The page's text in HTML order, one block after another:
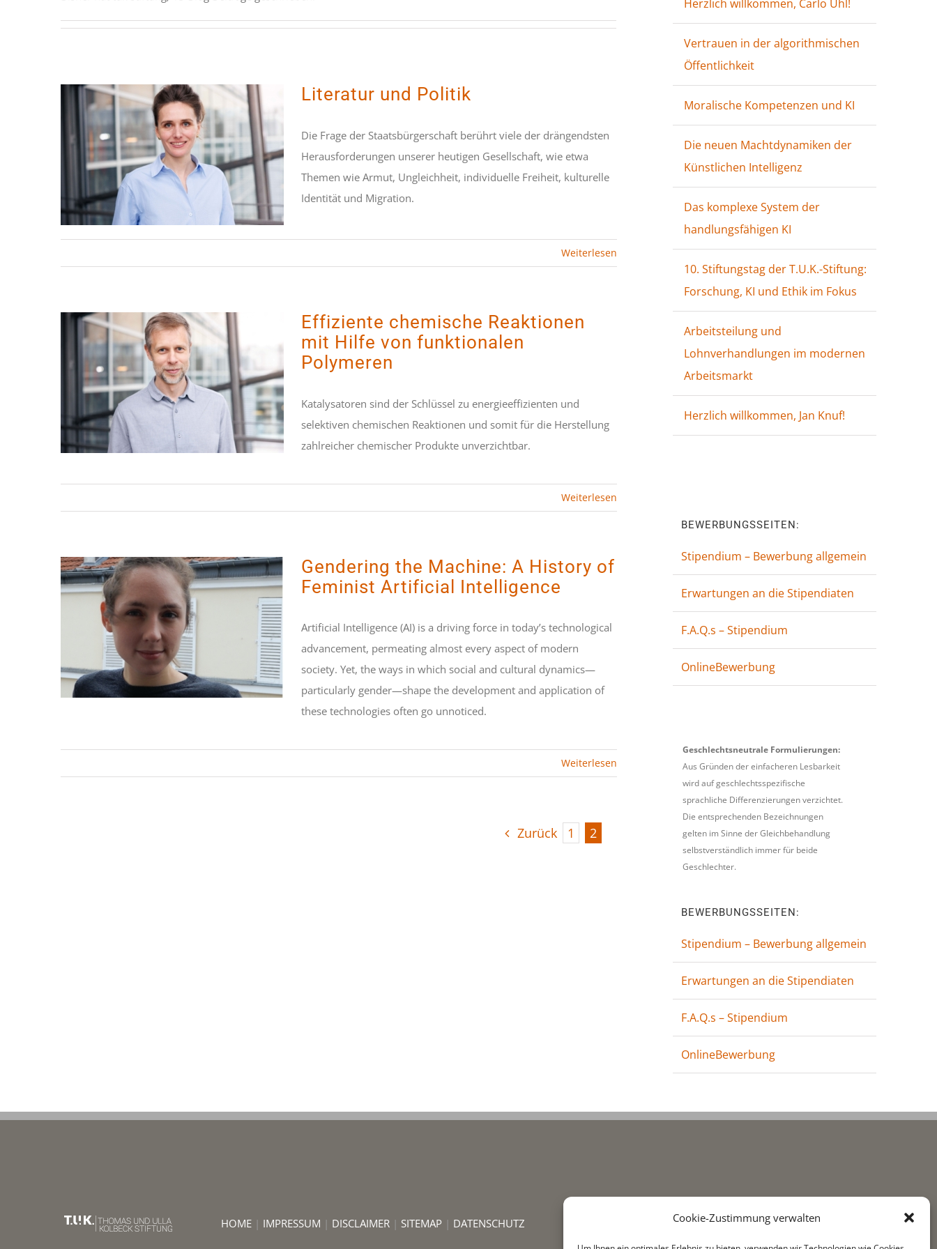
Cookie-Zustimmung verwalten
Literatur und Politik
STIPENDIATEN
Literatur und Politik
Die Frage der Staatsbürgerschaft berührt viele der drängendsten
Herausforderungen unserer heutigen Gesellschaft, wie etwa
Themen wie Armut, Ungleichheit, individuelle Freiheit, kulturelle
Identität und Migration.
Weiterlesen
Effiziente chemische
Reaktionen mit Hilfe von
funktionalen Polymeren
STIPENDIATEN
Effiziente chemische Reaktionen
mit Hilfe von funktionalen
Polymeren
Katalysatoren sind der Schlüssel zu energieeffizienten und
selektiven chemischen Reaktionen und somit für die Herstellung
zahlreicher chemischer Produkte unverzichtbar.
Weiterlesen
Gendering the Machine:
A History of Feminist
Artificial Intelligence
STIPENDIATEN
Gendering the Machine: A History of
Feminist Artificial Intelligence
Artificial Intelligence (AI) is a driving force in today’s technological
advancement, permeating almost every aspect of modern
society. Yet, the ways in which social and cultural dynamics—
particularly gender—shape the development and application of
these technologies often go unnoticed.
Weiterlesen
Zurück 1 2
Herzlich willkommen, Carlo Uhl!
Vertrauen in der algorithmischen
Öffentlichkeit
Moralische Kompetenzen und KI
Die neuen Machtdynamiken der
Künstlichen Intelligenz
Das komplexe System der
handlungsfähigen KI
10. Stiftungstag der T.U.K.-Stiftung:
Forschung, KI und Ethik im Fokus
Arbeitsteilung und
Lohnverhandlungen im modernen
Arbeitsmarkt
Herzlich willkommen, Jan Knuf!
BEWERBUNGSSEITEN:
Stipendium – Bewerbung allgemein
Erwartungen an die Stipendiaten
F.A.Q.s – Stipendium
OnlineBewerbung
Geschlechtsneutrale Formulierungen:
Aus Gründen der einfacheren Lesbarkeit
wird auf geschlechtsspezifische
sprachliche Differenzierungen verzichtet.
Die entsprechenden Bezeichnungen
gelten im Sinne der Gleichbehandlung
selbstverständlich immer für beide
Geschlechter.
BEWERBUNGSSEITEN:
Stipendium – Bewerbung allgemein
Erwartungen an die Stipendiaten
F.A.Q.s – Stipendium
OnlineBewerbung
HOME | IMPRESSUM | DISCLAIMER | SITEMAP | DATENSCHUTZ